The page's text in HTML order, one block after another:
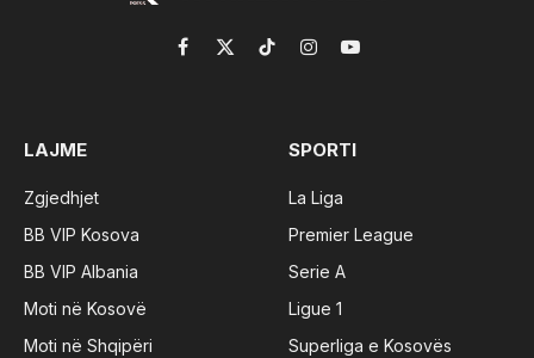
Facebook
X
TikTokInstagramYouTube
LAJME
Zgjedhjet
BB VIP Kosova
BB VIP Albania
Moti në Kosovë
Moti në Shqipëri
SPORTI
La Liga
Premier League
Serie A
Ligue 1
Superliga e Kosovës